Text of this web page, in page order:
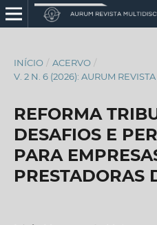
INÍCIO / ACERVO /
V. 2 N. 6 (2026): AURUM
REFORMA
DESAFIOS E
PARA
PRESTADORAS